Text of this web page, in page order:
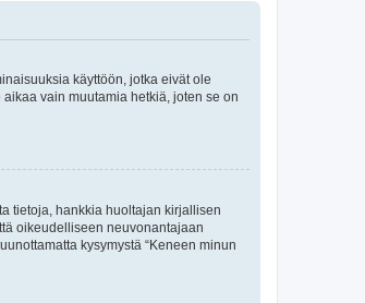
käyttöön, jotka eivät ole
vain muutamia hetkiä, joten se on
tietoja, hankkia huoltajan kirjallisen
oikeudelliseen neuvonantajaan
kysymystä “Keneen minun